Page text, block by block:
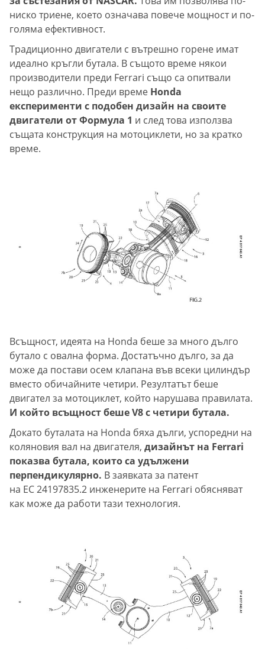
ниско триене, което означава повече мощност и по-
голяма ефективност.
Традиционно двигатели с вътрешно горене имат
идеално кръгли бутала. В същото време някои
производители преди Ferrari също са опитвали
нещо различно. Преди време Honda
експерименти с подобен дизайн на своите
двигатели от Формула 1 и след това използва
същата конструкция на мотоциклети, но за кратко
време.
Всъщност, идеята на Honda беше за много дълго
бутало с овална форма. Достатъчно дълго, за да
може да постави осем клапана във всеки цилиндър
вместо обичайните четири. Резултатът беше
двигател за мотоциклет, който нарушава правилата.
И който всъщност беше V8 с четири бутала.
Докато буталата на Honda бяха дълги, успоредни на
коляновия вал на двигателя, дизайнът на Ferrari
показва бутала, които са удължени
перпендикулярно. В заявката за патент
на ЕС 24197835.2 инженерите на Ferrari обясняват
как може да работи тази технология.